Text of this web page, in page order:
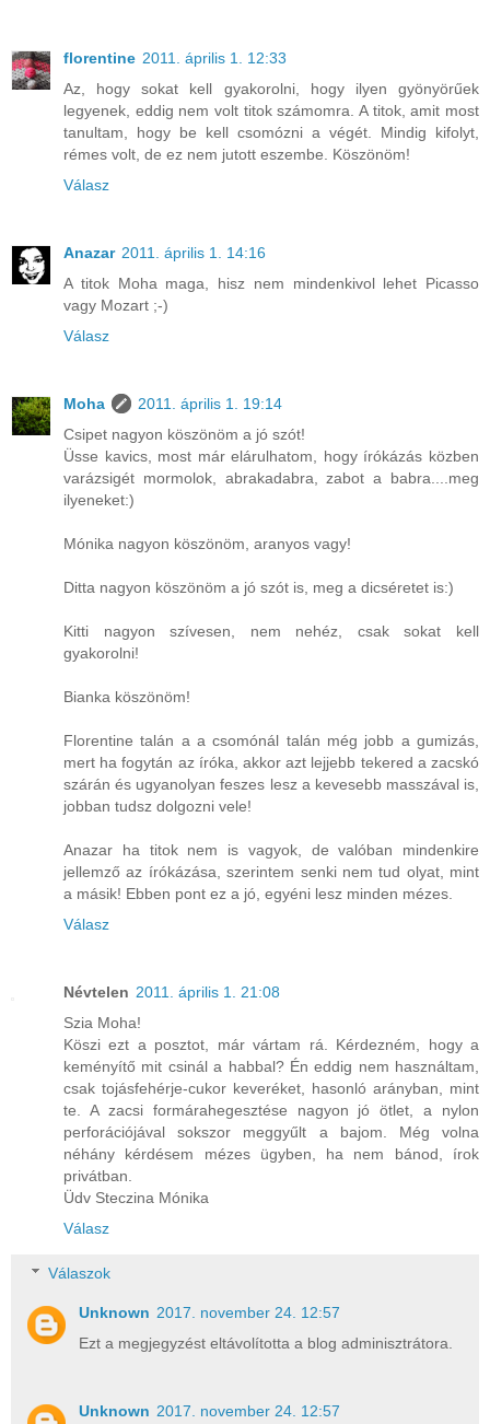
florentine 2011. április 1. 12:33
Az, hogy sokat kell gyakorolni, hogy ilyen gyönyörűek
legyenek, eddig nem volt titok számomra. A titok, amit most
tanultam, hogy be kell csomózni a végét. Mindig kifolyt,
rémes volt, de ez nem jutott eszembe. Köszönöm!
Válasz
Anazar 2011. április 1. 14:16
A titok Moha maga, hisz nem mindenkivol lehet Picasso
vagy Mozart ;-)
Válasz
Moha
2011. április 1. 19:14
Csipet nagyon köszönöm a jó szót!
Üsse kavics, most már elárulhatom, hogy írókázás közben
varázsigét mormolok, abrakadabra, zabot a babra....meg
ilyeneket:)
Mónika nagyon köszönöm, aranyos vagy!
Ditta nagyon köszönöm a jó szót is, meg a dicséretet is:)
Kitti nagyon szívesen, nem nehéz, csak sokat kell
gyakorolni!
Bianka köszönöm!
Florentine talán a a csomónál talán még jobb a gumizás,
mert ha fogytán az íróka, akkor azt lejjebb tekered a zacskó
szárán és ugyanolyan feszes lesz a kevesebb masszával is,
jobban tudsz dolgozni vele!
Anazar ha titok nem is vagyok, de valóban mindenkire
jellemző az írókázása, szerintem senki nem tud olyat, mint
a másik! Ebben pont ez a jó, egyéni lesz minden mézes.
Válasz
Névtelen 2011. április 1. 21:08
Szia Moha!
Köszi ezt a posztot, már vártam rá. Kérdezném, hogy a
keményítő mit csinál a habbal? Én eddig nem használtam,
csak tojásfehérje-cukor keveréket, hasonló arányban, mint
te. A zacsi formárahegesztése nagyon jó ötlet, a nylon
perforációjával sokszor meggyűlt a bajom. Még volna
néhány kérdésem mézes ügyben, ha nem bánod, írok
privátban.
Üdv Steczina Mónika
Válasz
Válaszok
Unknown 2017. november 24. 12:57
Ezt a megjegyzést eltávolította a blog adminisztrátora.
Unknown 2017. november 24. 12:57